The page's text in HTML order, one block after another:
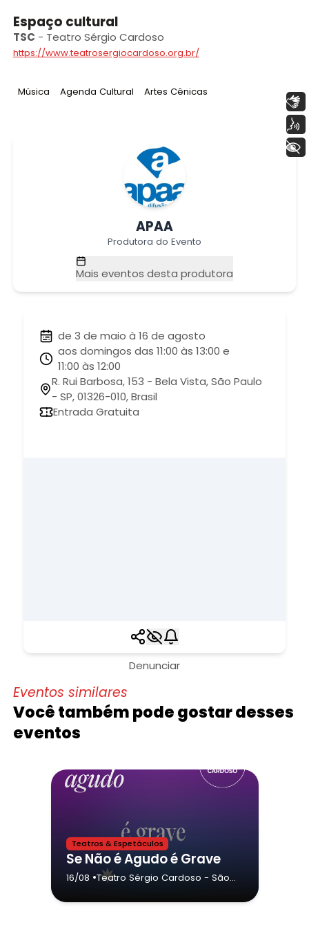
Espaço cultural
TSC - Teatro Sérgio Cardoso
https://www.teatrosergiocardoso.org.br/
Tag:
Música Tag:
Agenda Cultural Tag:
Artes Cênicas
APAA
Produtora do Evento
Mais eventos desta produtora
de 3 de maio à 16 de agosto
aos domingos das 11:00 às 13:00 e
11:00 às 12:00
R. Rui Barbosa, 153 - Bela Vista, São Paulo
- SP, 01326-010, Brasil
Entrada Gratuita
Denunciar
Eventos similares
Você também pode gostar desses
eventos
Teatros & Espetáculos
Se Não é Agudo é Grave
16/08 •Teatro Sérgio Cardoso - São
+ Acessibilidade